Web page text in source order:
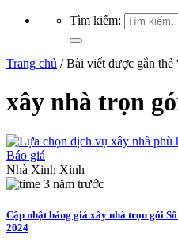
Tìm kiếm:
Trang chủ /Bài viết được gắn thẻ
xây nhà trọn
Báo giá
Nhà Xinh Xinh
3 năm trước
Cập nhật bảng giá xây nhà trọn gói
2024